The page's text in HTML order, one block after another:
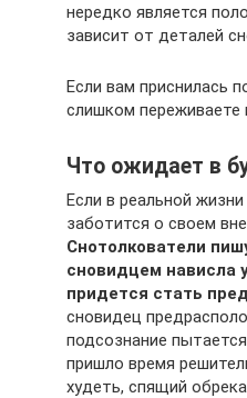
нередко является
зависит от деталей
Если вам приснилась
слишком переживаете
Что ожидает в
Если в реальной
заботится о своем
Снотолкователи
сновидцем нависла
придется стать
сновидец
подсознание
пришло время
худеть, спящий